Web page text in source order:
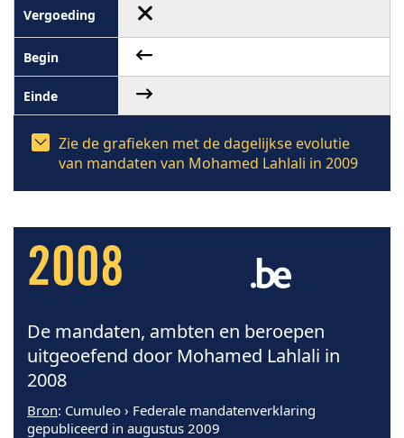
Zie de grafieken met de dagelijkse evolutie
van mandaten van Mohamed Lahlali in 2009
2008
De mandaten, ambten en beroepen
uitgeoefend door Mohamed Lahlali in
2008
Bron: Cumuleo › Federale mandatenverklaring
gepubliceerd in augustus 2009